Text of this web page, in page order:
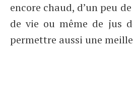
encore chaud, d’un peu
de vie ou même de jus
permettre aussi une